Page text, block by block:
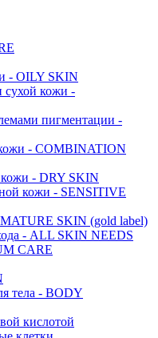
- OILY SKIN
сухой кожи -
пигментации -
- COMBINATION
- DRY SKIN
кожи - SENSITIVE
SKIN (gold label)
- ALL SKIN NEEDS
CARE
тела - BODY
кислотой